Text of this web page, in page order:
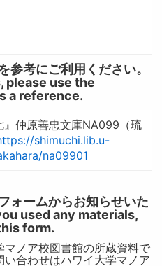
参考にご利用ください。
please use the
a reference.
』仲原善忠文庫NA099（琉
shimuchi.lib.u-
na09901
ォームからお知らせいた
used any materials,
form.
ノア校図書館の所蔵資料で
合わせはハワイ大学マノア